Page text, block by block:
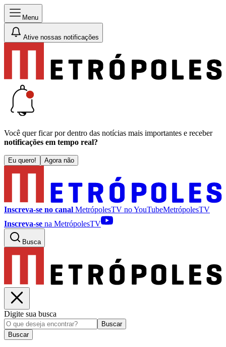
Menu
Ative nossas notificações
Você quer ficar por dentro das notícias mais importantes e receber
notificações em tempo real?
Eu quero! Agora não
Inscreva-se no canal MetrópolesTV noYouTubeMetrópolesTV
Inscreva-se na MetrópolesTV
Busca
Digite sua busca
Buscar
Buscar